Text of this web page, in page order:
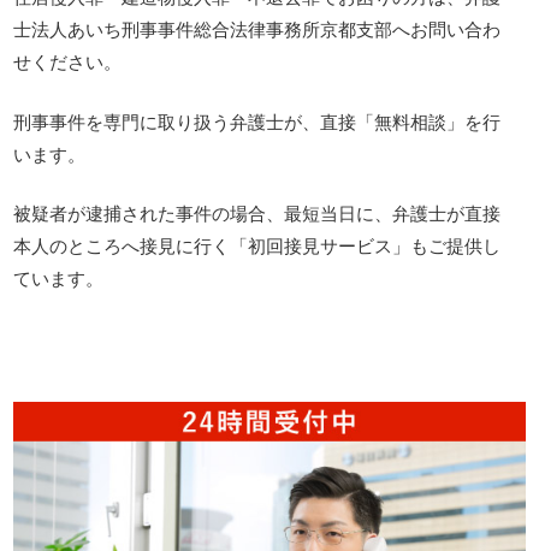
士法人あいち刑事事件総合法律事務所京都支部へお問い合わ
せください。
刑事事件を専門に取り扱う弁護士が、直接「無料相談」を行
います。
被疑者が逮捕された事件の場合、最短当日に、弁護士が直接
本人のところへ接見に行く「初回接見サービス」もご提供し
ています。